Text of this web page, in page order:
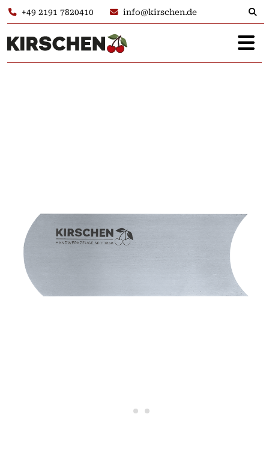
+49 2191 7820410 info@kirschen.de